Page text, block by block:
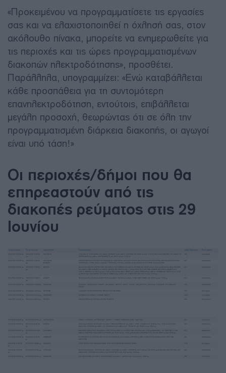
«Προκειμένου να προγραμματίσετε τις εργασίες
σας και να ελαχιστοποιηθεί η όχλησή σας, στον
ακόλουθο πίνακα, μπορείτε να ενημερωθείτε για
τις περιοχές και τις ώρες προγραμματισμένων
διακοπών ηλεκτροδότησης», προσθέτει.
Παράλληλα, υπογραμμίζει: «Ενώ καταβάλλεται
κάθε προσπάθεια για τη συντομότερη
επανηλεκτροδότηση, εντούτοις, επιβάλλεται
μεγάλη προσοχή, θεωρώντας ότι σε όλη την
προγραμματισμένη διάρκεια διακοπής, οι αγωγοί
είναι υπό τάση!»
Οι περιοχές/δήμοι που θα
επηρεαστούν από τις
διακοπές ρεύματος στις 29
Ιουνίου